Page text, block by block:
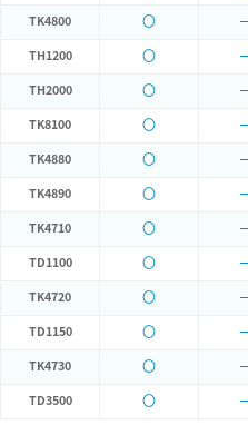
TK4800 〇
TH1200 〇
TH2000 〇
TK8100 〇
TK4880 〇
TK4890 〇
TK4710 〇
TD1100 〇
TK4720 〇
TD1150 〇
TK4730 〇
TD3500 〇